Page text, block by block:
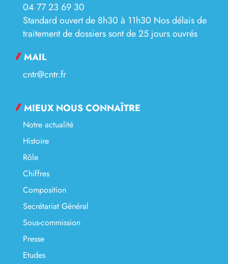
04 77 23 69 30
Standard ouvert de 8h30 à 11h30 Nos délais de
traitement de dossiers sont de 25 jours ouvrés
MAIL
cntr@cntr.fr
MIEUX NOUS CONNAÎTRE
Notre actualité
Histoire
Rôle
Chiffres
Composition
Secrétariat Général
Sous-commission
Presse
Etudes